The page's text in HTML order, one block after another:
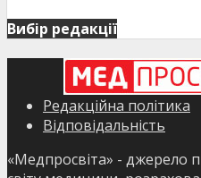
Вибір редакції
Редакційна політика
Відповідальність
«Медпросвіта» - джерело